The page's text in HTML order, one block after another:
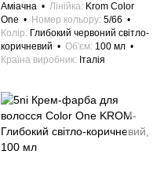
Аміачна
Лінійка Krom Color
One
Номер кольору 5/66
Колір
Глибокий червоний світло-
коричневий
Об'єм 100 мл
Країна виробник
Італія